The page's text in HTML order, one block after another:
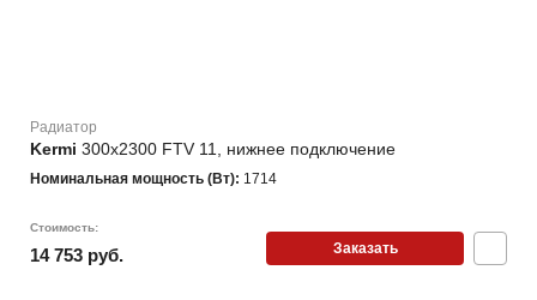
Радиатор
Kermi 300х2300 FTV 11, нижнее подключение
Номинальная мощность (Вт): 1714
Стоимость:
14 753 руб. Заказать